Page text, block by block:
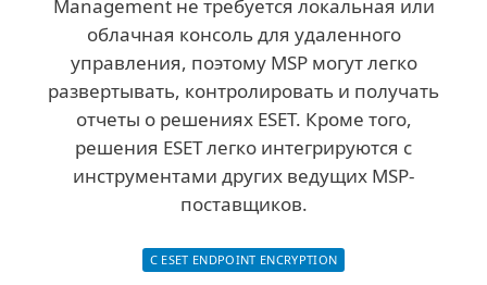
Management не требуется локальная или
облачная консоль для удаленного
управления, поэтому MSP могут легко
развертывать, контролировать и получать
отчеты о решениях ESET. Кроме того,
решения ESET легко интегрируются с
инструментами других ведущих MSP-
поставщиков.
С ESET ENDPOINT ENCRYPTION